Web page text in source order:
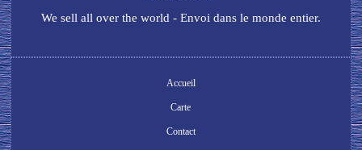
We sell all over the world - Envoi dans le monde entier.
Accueil
Carte
Contact